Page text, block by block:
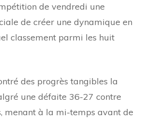
de vendredi une
de créer une dynamique en
classement parmi les huit
des progrès tangibles la
une défaite 36-27 contre
menant à la mi-temps avant de